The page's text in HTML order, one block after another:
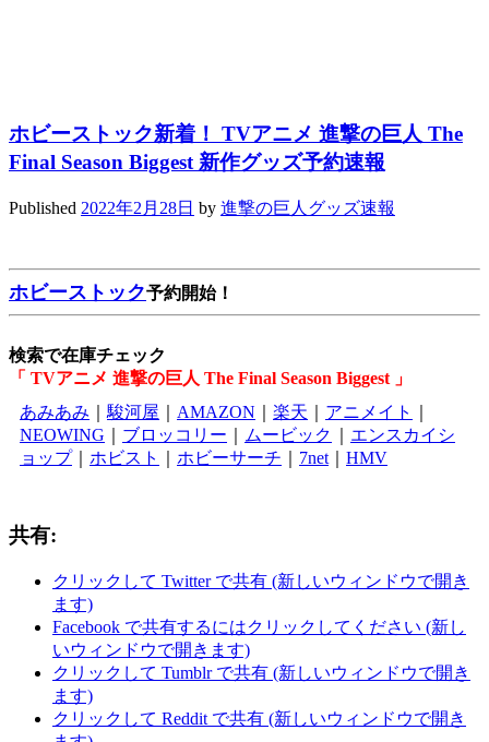
ホビーストック新着！ TVアニメ 進撃の巨人 The
Final Season Biggest 新作グッズ予約速報
Published 2022年2月28日 by 進撃の巨人グッズ速報
ホビーストック予約開始！
検索で在庫チェック
「 TVアニメ 進撃の巨人 The Final Season Biggest 」
あみあみ
駿河屋 AMAZON 楽天 アニメイト
NEOWING
ブロッコリー ムービック
エンスカイシ
ョップ｜ ホビスト ホビーサーチ 7net HMV
共有:
クリックして Twitter で共有 (新しいウィンドウで開き
ます)
Facebook で共有するにはクリックしてください (新し
いウィンドウで開きます)
クリックして Tumblr で共有 (新しいウィンドウで開き
ます)
クリックして Reddit で共有 (新しいウィンドウで開き